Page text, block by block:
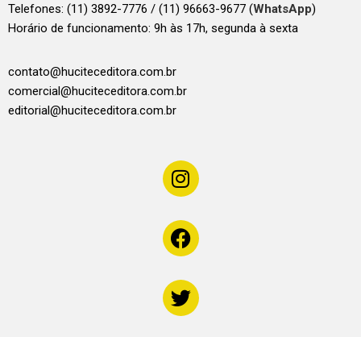
Telefones: (11) 3892-7776 / (11) 96663-9677 (WhatsApp)
Horário de funcionamento: 9h às 17h, segunda à sexta
contato@huciteceditora.com.br
comercial@huciteceditora.com.br
editorial@huciteceditora.com.br